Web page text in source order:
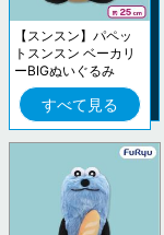
【スンスン】パペッ
トスンスン ベーカリ
ーBIGぬいぐるみ
すべて見る